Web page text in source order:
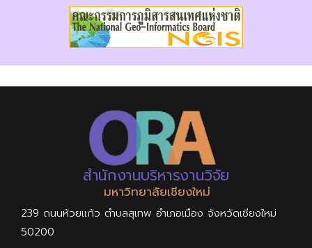
สำนักงานบริหารงานวิจัย
มหาวิทยาลัยเชียงใหม่
239 ถนนห้วยแก้ว ตำบลสุเทพ อำเภอเมือง จังหวัดเชียงใหม่
50200